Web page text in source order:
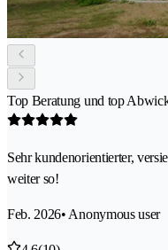
Top Beratung und top
Sehr kundenorientierter,
weiter so!
Feb. 2026• Anonymous user